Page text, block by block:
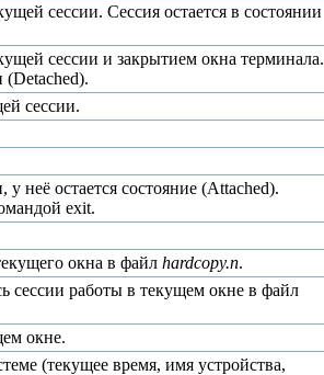
сессии. Сессия остается в состоянии
сессии и закрытием окна терминала.
(Detached).
сессии.
неё остается состояние (Attached).
exit.
окна в файл hardcopy.n.
сессии работы в текущем окне в файл
окне.
(текущее время, имя устройства,